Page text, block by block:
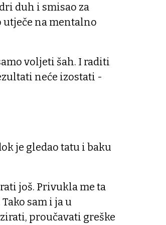
duh i smisao za
utječe na mentalno
voljeti šah. I raditi
neće izostati -
je gledao tatu i baku
još. Privukla me ta
sam i ja u
proučavati greške